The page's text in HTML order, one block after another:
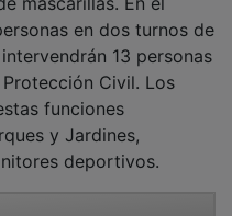
en dos turnos de
13 personas
Civil. Los
funciones
y Jardines,
deportivos.